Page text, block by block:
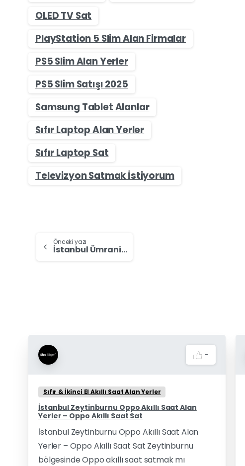
OLED TV Sat
PlayStation 5 Slim Alan Firmalar
PS5 Slim Alan Yerler
PS5 Slim Satışı 2025
Samsung Tablet Alanlar
Sıfır Laptop Alan Yerler
Sıfır Laptop Sat
Televizyon Satmak İstiyorum
Önceki yazı
İstanbul Ümraniye Oppo Akıllı Saat Alan Yerler – Oppo Akıllı Saat Sat
-
Sıfır & İkinci El Akıllı Saat Alan Yerler
İstanbul Zeytinburnu Oppo Akıllı Saat Alan
Yerler – Oppo Akıllı Saat Sat
İstanbul Zeytinburnu Oppo Akıllı Saat Alan
Yerler – Oppo Akıllı Saat Sat Zeytinburnu
bölgesinde Oppo akıllı saat satmak mı